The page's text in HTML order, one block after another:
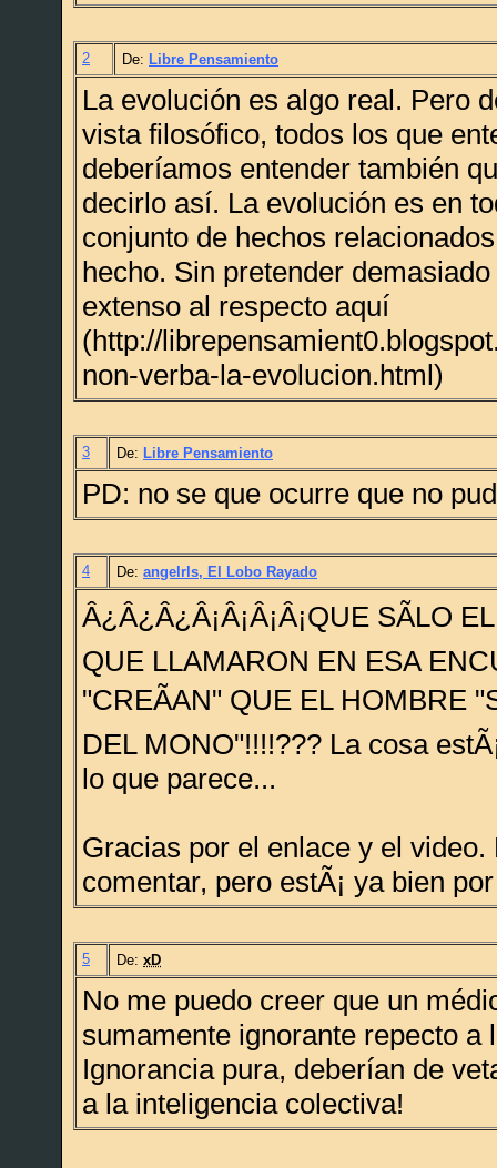
2 De: Libre Pensamiento
La evolución es algo real. Pero
vista filosófico, todos los que
deberíamos entender también
decirlo así. La evolución es en
conjunto de hechos
hecho. Sin pretender
extenso al respecto aquí
(http://
non-verba-la-evolucion.html)
3 De: Libre Pensamiento
PD: no se que ocurre que no
4 De: angelrls, El Lobo Rayado
Â¿Â¿Â¿Â¡Â¡Â¡Â¡QUE SÃLO
QUE LLAMARON EN ESA
"CREÃAN" QUE EL HOMBRE
DEL MONO"!!!!??? La cosa
lo que parece...
Gracias por el enlace y el video.
comentar, pero estÃ¡ ya bien
5 De: xD
No me puedo creer que un
sumamente ignorante repecto a
Ignorancia pura, deberían de
a la inteligencia colectiva!